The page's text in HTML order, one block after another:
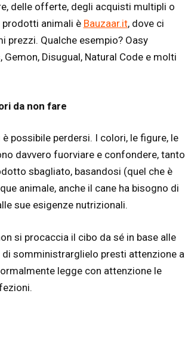
delle offerte, degli acquisti multipli o
animali è Bauzaar.it, dove ci
prezzi. Qualche esempio? Oasy
Gemon, Disugual, Natural Code e molti
da non fare
possibile perdersi. I colori, le figure, le
davvero fuorviare e confondere, tanto
sbagliato, basandosi (quel che è
animale, anche il cane ha bisogno di
sue esigenze nutrizionali.
si procaccia il cibo da sé in base alle
somministrarglielo presti attenzione a
legge con attenzione le